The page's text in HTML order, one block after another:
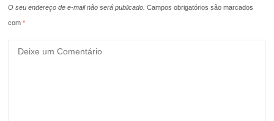
O seu endereço de e-mail não será publicado. Campos obrigatórios são marcados
com*